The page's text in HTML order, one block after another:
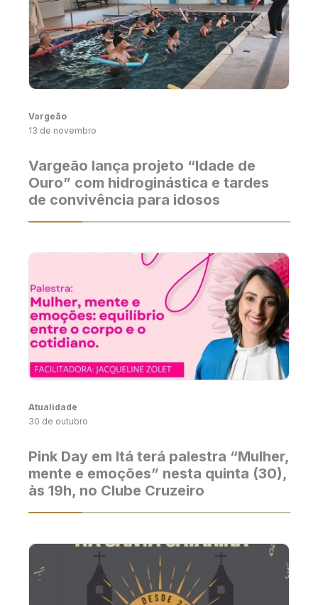
Vargeão
13 de novembro
Vargeão lança projeto “Idade de
Ouro” com hidroginástica e tardes
de convivência para idosos
Atualidade
30 de outubro
Pink Day em Itá terá palestra “Mulher,
mente e emoções” nesta quinta (30),
às 19h, no Clube Cruzeiro